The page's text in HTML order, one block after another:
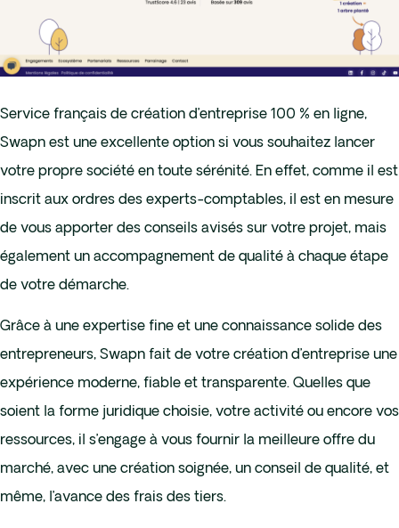
Service français de création d’entreprise 100 % en ligne,
Swapn est une excellente option si vous souhaitez lancer
votre propre société en toute sérénité. En effet, comme il est
inscrit aux ordres des experts-comptables, il est en mesure
de vous apporter des conseils avisés sur votre projet, mais
également un accompagnement de qualité à chaque étape
de votre démarche.
Grâce à une expertise fine et une connaissance solide des
entrepreneurs, Swapn fait de votre création d’entreprise une
expérience moderne, fiable et transparente. Quelles que
soient la forme juridique choisie, votre activité ou encore vos
ressources, il s’engage à vous fournir la meilleure offre du
marché, avec une création soignée, un conseil de qualité, et
même, l’avance des frais des tiers.